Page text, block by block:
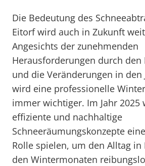
Die Bedeutung des
Eitorf wird auch in Zukunft
Angesichts der zunehmenden
Herausforderungen durch den
und die Veränderungen in den
wird eine professionelle
immer wichtiger. Im Jahr 2025
effiziente und nachhaltige
Schneeräumungskonzepte
Rolle spielen, um den Alltag in
den Wintermonaten